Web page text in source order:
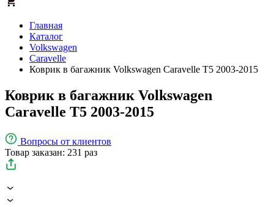
Главная
Каталог
Volkswagen
Caravelle
Коврик в багажник Volkswagen Caravelle T5 2003-2015
Коврик в багажник Volkswagen
Caravelle T5 2003-2015
Вопросы от клиентов
Товар заказан: 231 раз